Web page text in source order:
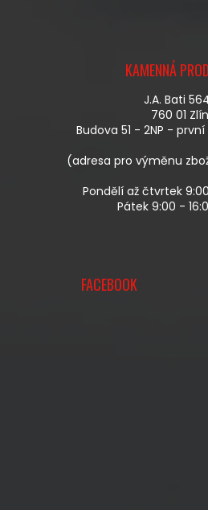
V
K
Y
V
Ý
I
U
KAMENNÁ
J.A. Bati
760 01 Zlín
Budova 51 - 2NP -
(adresa pro výměnu
Pondělí až čtvrtek
Pátek 9:00 -
FACEBOOK